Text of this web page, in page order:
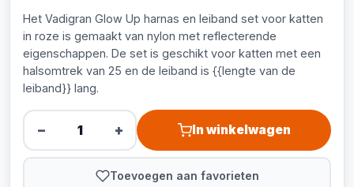
Het Vadigran Glow Up harnas en leiband set voor katten
in roze is gemaakt van nylon met reflecterende
eigenschappen. De set is geschikt voor katten met een
halsomtrek van 25 en de leiband is {{lengte van de
leiband}} lang.
− + In winkelwagen
Toevoegen aan favorieten